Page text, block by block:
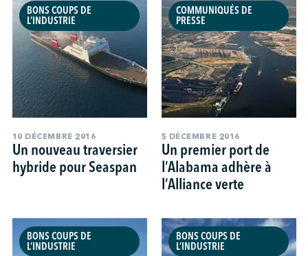
BONS COUPS DE
L’INDUSTRIE
10 DÉCEMBRE 2016
Un nouveau traversier
hybride pour Seaspan
COMMUNIQUÉS DE
PRESSE
5 DÉCEMBRE 2016
Un premier port de
l’Alabama adhère à
l’Alliance verte
BONS COUPS DE
L’INDUSTRIE
BONS COUPS DE
L’INDUSTRIE